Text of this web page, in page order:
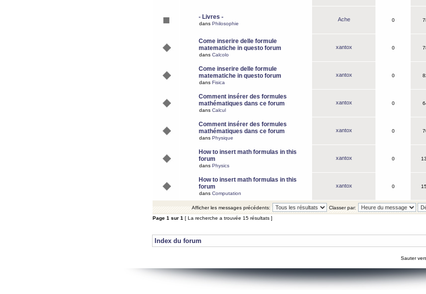
- Livres -
dans Philosophie
Ache 0
Come inserire delle formule
matematiche in questo forum
dans Calcolo
xantox 0
Come inserire delle formule
matematiche in questo forum
dans Fisica
xantox 0
Comment insérer des formules
mathématiques dans ce forum
dans Calcul
xantox 0
Comment insérer des formules
mathématiques dans ce forum
dans Physique
xantox 0
How to insert math formulas in this
forum
dans Physics
xantox 0
How to insert math formulas in this
forum
dans Computation
xantox 0
Afficher les messages précédents:
Classer par:
Page 1 sur 1 [ La recherche a trouvée 15 résultats ]
Index du forum
Sauter